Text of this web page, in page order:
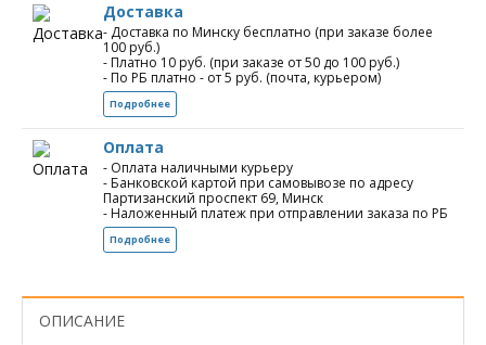
Доставка
- Доставка по Минску бесплатно (при заказе более
100 руб.)
- Платно 10 руб. (при заказе от 50 до 100 руб.)
- По РБ платно - от 5 руб. (почта, курьером)
Подробнее
Оплата
- Оплата наличными курьеру
- Банковской картой при самовывозе по адресу
Партизанский проспект 69, Минск
- Наложенный платеж при отправлении заказа по РБ
Подробнее
ОПИСАНИЕ